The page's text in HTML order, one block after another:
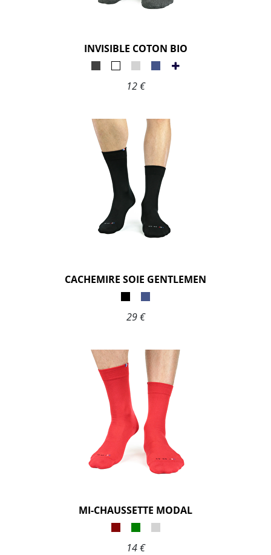
INVISIBLE COTON BIO
12 €
CACHEMIRE SOIE GENTLEMEN
29 €
MI-CHAUSSETTE MODAL
14 €